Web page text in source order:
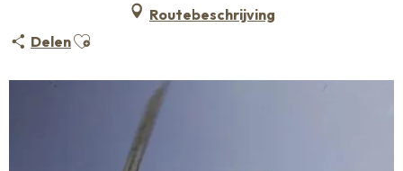
Routebeschrijving
DelenAjouter aux favoris